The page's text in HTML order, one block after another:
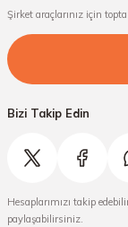
Şirket araçlarınız için
Bizi Takip Edin
Hesaplarımızı takip
paylaşabilirsiniz.